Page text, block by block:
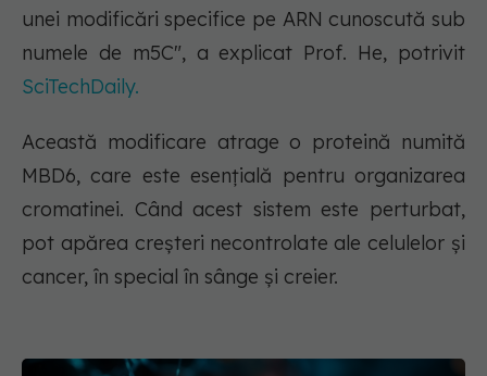
unei modificări specifice pe ARN cunoscută sub
numele de m5C", a explicat Prof. He, potrivit
SciTechDaily.
Această modificare atrage o proteină numită
MBD6, care este esențială pentru organizarea
cromatinei. Când acest sistem este perturbat,
pot apărea creșteri necontrolate ale celulelor și
cancer, în special în sânge și creier.